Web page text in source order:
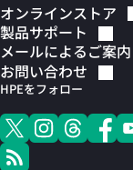
オンラインストア
製品サポート
メールによるご案内
お問い合わせ
HPEをフォロー